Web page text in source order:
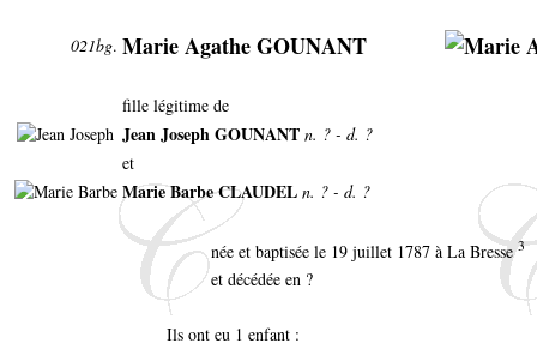
021bg. Marie Agathe GOUNANT
fille légitime de
Jean Joseph GOUNANT n. ? - d. ?
et
Marie Barbe CLAUDEL n. ? - d. ?
née et baptisée le 19 juillet 1787 à La Bresse3
et décédée en ?
Ils ont eu 1 enfant :